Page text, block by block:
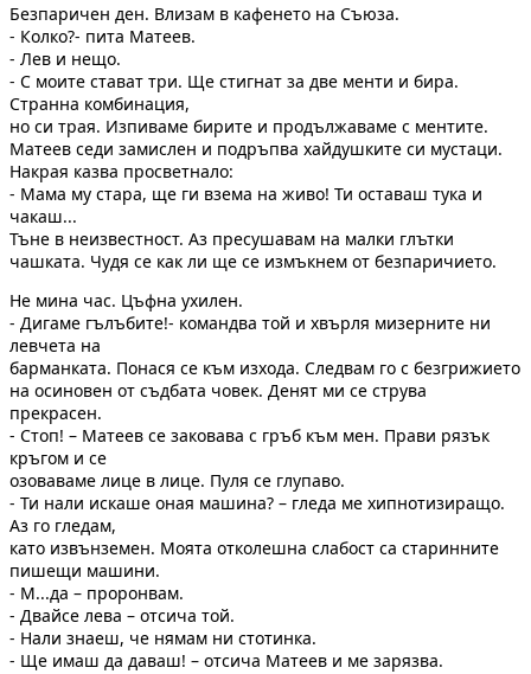
Безпаричен ден. Влизам в кафенето на Съюза.
- Колко?- пита Матеев.
- Лев и нещо.
- С моите стават три. Ще стигнат за две менти и бира.
Странна комбинация,
но си трая. Изпиваме бирите и продължаваме с ментите.
Матеев седи замислен и подръпва хайдушките си мустаци.
Накрая казва просветнало:
- Мама му стара, ще ги взема на живо! Ти оставаш тука и
чакаш...
Тъне в неизвестност. Аз пресушавам на малки глътки
чашката. Чудя се как ли ще се измъкнем от безпаричието.
Не мина час. Цъфна ухилен.
- Дигаме гълъбите!- командва той и хвърля мизерните ни
левчета на
барманката. Понaся се към изхода. Следвам го с безгрижието
на осиновен от съдбата човек. Денят ми се струва
прекрасен.
- Стоп! – Матеев се заковава с гръб към мен. Прави рязък
кръгом и се
озоваваме лице в лице. Пуля се глупаво.
- Ти нали искаше оная машина? – гледа ме хипнотизиращо.
Аз го гледам,
като извънземен. Моята отколешна слабост са старинните
пишещи машини.
- М...да – проронвам.
- Двайсе лева – отсича той.
- Нали знаеш, че нямам ни стотинка.
- Ще имаш да даваш! – отсича Матеев и ме зарязва.